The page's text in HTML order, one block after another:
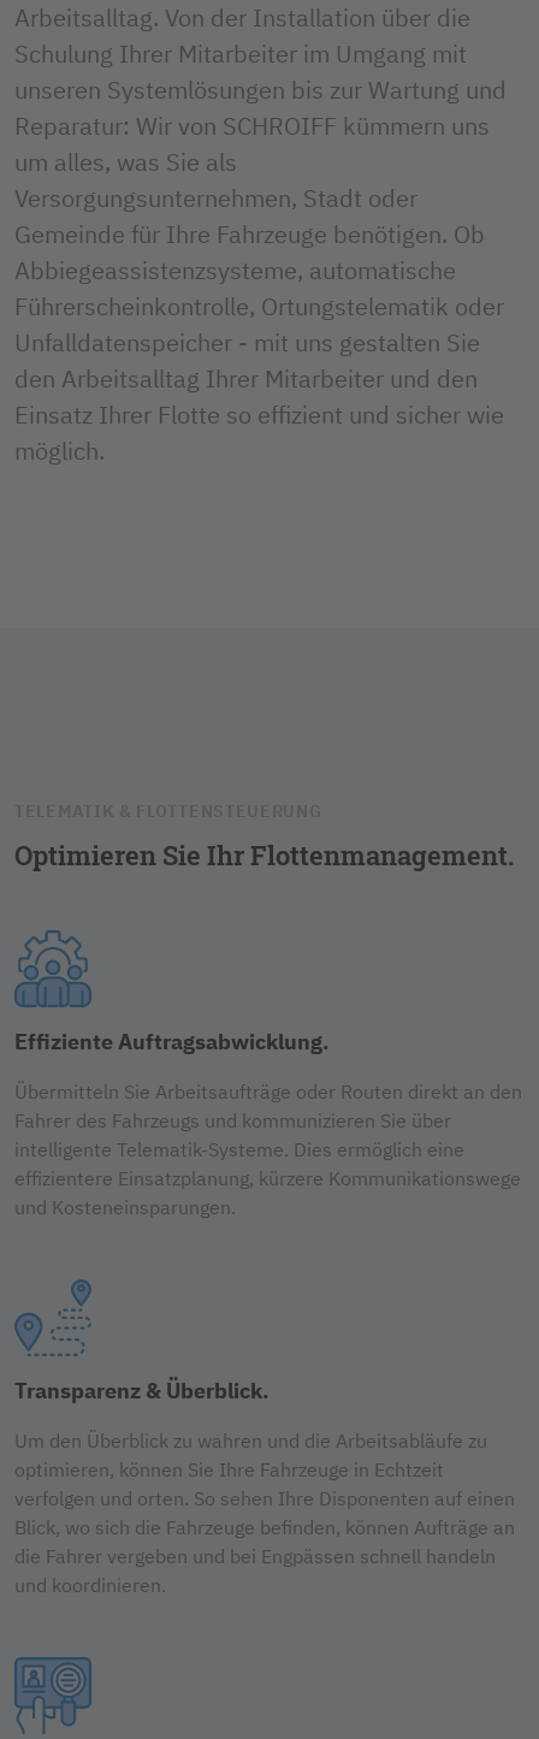
Arbeitsalltag. Von der Installation über die
Schulung Ihrer Mitarbeiter im Umgang mit
unseren Systemlösungen bis zur Wartung und
Reparatur: Wir von SCHROIFF kümmern uns
um alles, was Sie als
Versorgungsunternehmen, Stadt oder
Gemeinde für Ihre Fahrzeuge benötigen. Ob
Abbiegeassistenzsysteme, automatische
Führerscheinkontrolle, Ortungstelematik oder
Unfalldatenspeicher - mit uns gestalten Sie
den Arbeitsalltag Ihrer Mitarbeiter und den
Einsatz Ihrer Flotte so effizient und sicher wie
möglich.
Optimieren Sie Ihr Flottenmanagement.
Effiziente Auftragsabwicklung.
Übermitteln Sie Arbeitsaufträge oder Routen direkt an den
Fahrer des Fahrzeugs und kommunizieren Sie über
intelligente Telematik-Systeme. Dies ermöglich eine
effizientere Einsatzplanung, kürzere Kommunikationswege
und Kosteneinsparungen.
Transparenz & Überblick.
Um den Überblick zu wahren und die Arbeitsabläufe zu
optimieren, können Sie Ihre Fahrzeuge in Echtzeit
verfolgen und orten. So sehen Ihre Disponenten auf einen
Blick, wo sich die Fahrzeuge befinden, können Aufträge an
die Fahrer vergeben und bei Engpässen schnell handeln
und koordinieren.